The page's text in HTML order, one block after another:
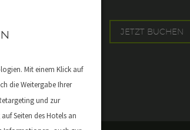
JETZT BUCHEN
Mit einem Klick auf
die Weitergabe Ihrer
und zur
Seiten des Hotels an